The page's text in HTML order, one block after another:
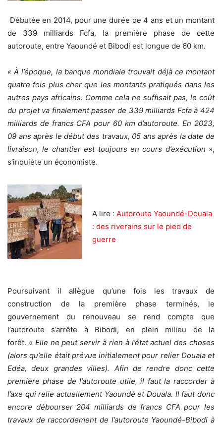
Débutée en 2014, pour une durée de 4 ans et un montant
de 339 milliards Fcfa, la première phase de cette
autoroute, entre Yaoundé et Bibodi est longue de 60 km.
« À l’époque, la banque mondiale trouvait déjà ce montant
quatre fois plus cher que les montants pratiqués dans les
autres pays africains. Comme cela ne suffisait pas, le coût
du projet va finalement passer de 339 milliards Fcfa à 424
milliards de francs CFA pour 60 km d’autoroute. En 2023,
09 ans après le début des travaux, 05 ans après la date de
livraison, le chantier est toujours en cours d’exécution »,
s’inquiète un économiste.
A lire : Autoroute Yaoundé-Douala
: des riverains sur le pied de
guerre
Poursuivant il allègue qu’une fois les travaux de
construction de la première phase terminés, le
gouvernement du renouveau se rend compte que
l’autoroute s’arrête à Bibodi, en plein milieu de la
forêt. « Elle ne peut servir à rien à l’état actuel des choses
(alors qu’elle était prévue initialement pour relier Douala et
Edéa, deux grandes villes). Afin de rendre donc cette
première phase de l’autoroute utile, il faut la raccorder à
l’axe qui relie actuellement Yaoundé et Douala. Il faut donc
encore débourser 204 milliards de francs CFA pour les
travaux de raccordement de l’autoroute Yaoundé-Bibodi à